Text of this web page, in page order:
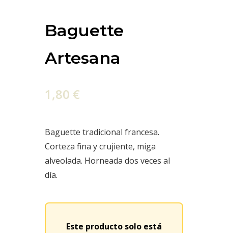
Baguette
Artesana
1,80 €
Baguette tradicional francesa.
Corteza fina y crujiente, miga
alveolada. Horneada dos veces al
día.
Este producto solo está